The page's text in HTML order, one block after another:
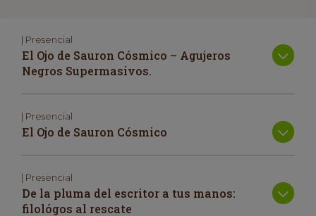
| Presencial
El Ojo de Sauron Cósmico – Agujeros
Negros Supermasivos.
| Presencial
El Ojo de Sauron Cósmico
| Presencial
De la pluma del escritor a tus manos:
filológos al rescate